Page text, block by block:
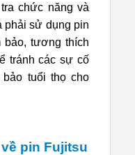
chức năng và
phải sử dụng pin
bảo, tương thích
tránh các sự cố
bảo tuổi thọ cho
pin Fujitsu